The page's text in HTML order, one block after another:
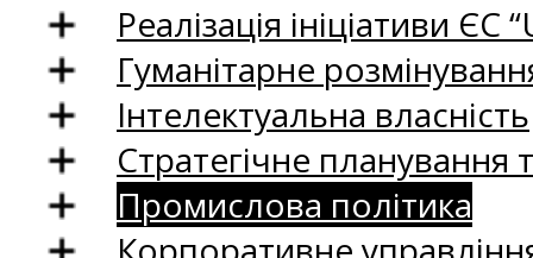
Реалізація ініціативи ЄС
Гуманітарне
Інтелектуальна власність
Стратегічне
Промислова політика